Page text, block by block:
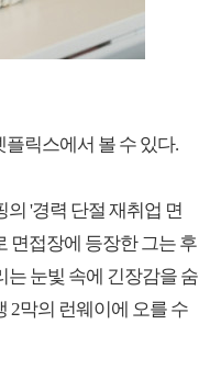
릭스에서 볼 수 있다.
'경력 단절 재취업 면
면접장에 등장한 그는 후
눈빛 속에 긴장감을 숨
2막의 런웨이에 오를 수